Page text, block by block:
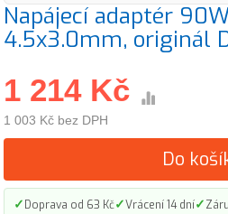
Napájecí adaptér
4.5x3.0mm, originál
1 214 Kč
1 003 Kč bez DPH
Do
✓Doprava od 63 Kč✓Vrácení 14 dní✓